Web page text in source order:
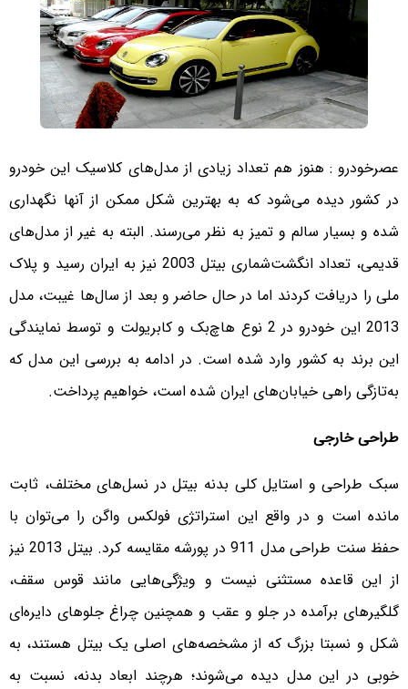
عصرخودرو : هنوز هم تعداد زیادی از مدل‌های کلاسیک این خودرو
در کشور دیده می‌شود که به بهترین شکل ممکن از آنها نگهداری
شده و بسیار سالم و تمیز به نظر می‌رسند. البته به غیر از مدل‌های
قدیمی، تعداد انگشت‌شماری بیتل 2003 نیز به ایران رسید و پلاک
ملی را دریافت کردند اما در حال حاضر و بعد از سال‌ها غیبت، مدل
2013 این خودرو در 2 نوع ‌هاچ‌بک و کابریولت و توسط نمایندگی
این برند به کشور وارد شده است. در ادامه به بررسی این مدل که
به‌تازگی راهی خیابان‌های ایران شده است، خواهیم پرداخت‌.
طراحی خارجی
سبک طراحی و استایل کلی بدنه بیتل در نسل‌های مختلف، ثابت
مانده است و در واقع این استراتژی فولکس واگن را می‌توان با
حفظ سنت طراحی مدل 911 در پورشه مقایسه کرد. بیتل 2013 نیز
از این قاعده مستثنی نیست و ویژگی‌هایی مانند قوس سقف،
گلگیرهای برآمده در جلو و عقب و همچنین چراغ جلوهای دایره‌ای
شکل و نسبتا بزرگ که از مشخصه‌های اصلی یک بیتل هستند، به
خوبی در این مدل دیده می‌شوند؛ هرچند ابعاد بدنه، نسبت به